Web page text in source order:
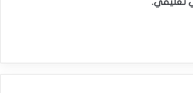
مستويات منخفضة وسط توقعات قاتمة!‏